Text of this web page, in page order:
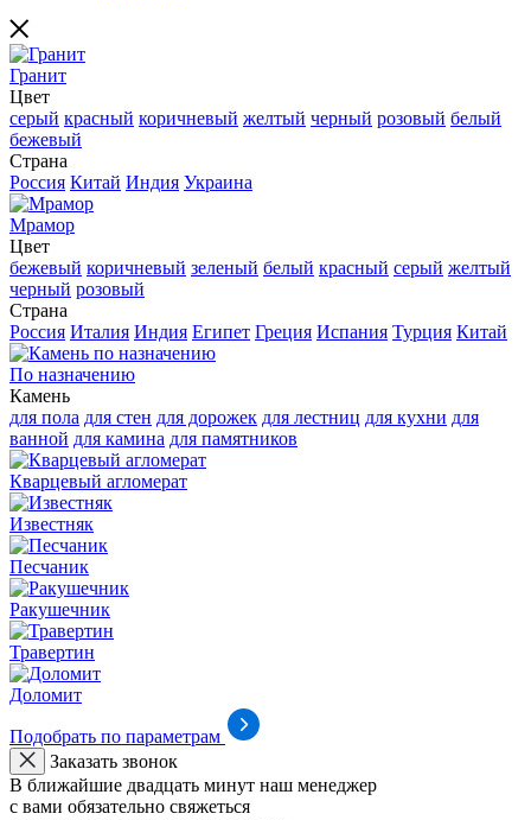
Гранит
Цвет
серый красный коричневый желтый черный розовый белый
бежевый
Страна
Россия Китай Индия Украина
Мрамор
Цвет
бежевый коричневый зеленый белый красный серый желтый
черный розовый
Страна
Россия Италия Индия Египет Греция Испания Турция Китай
По назначению
Камень
для пола для стен для дорожек для лестниц для кухни для
ванной для камина для памятников
Кварцевый агломерат
Известняк
Песчаник
Ракушечник
Травертин
Доломит
Подобрать по параметрам
Заказать звонок
В ближайшие двадцать минут наш менеджер
с вами обязательно свяжеться